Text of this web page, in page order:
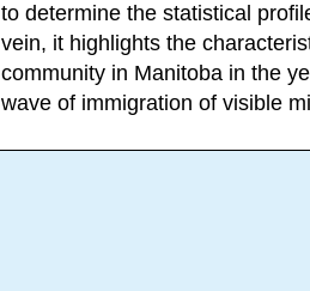
to determine the statistical
vein, it highlights the
community in Manitoba in the
wave of immigration of visible